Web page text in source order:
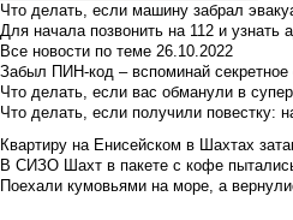
Что делать, если машину забрал
Для начала позвонить на 112 и узнать
Все новости по теме 26.10.2022
Забыл ПИН-код – вспоминай
Что делать, если вас обманули в
Что делать, если получили повестку:
Квартиру на Енисейском в Шахтах
В СИЗО Шахт в пакете с кофе
Поехали кумовьями на море, а